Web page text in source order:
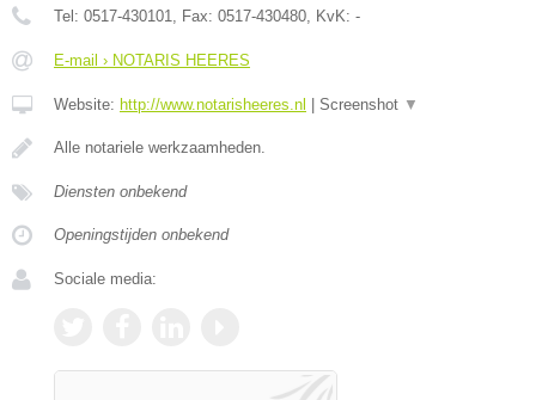
Tel: 0517-430101, Fax: 0517-430480, KvK: -
E-mail › NOTARIS HEERES
Website: http://www.notarisheeres.nl Screenshot ▼
Alle notariele werkzaamheden.
Diensten onbekend
Openingstijden onbekend
Sociale media: